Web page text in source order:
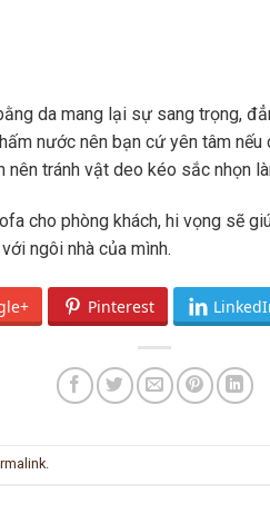
da mang lại sự sang trọng,
nước nên bạn cứ yên tâm
tránh vật deo kéo sắc nhọn
cho phòng khách, hi vọng sẽ
ngôi nhà của mình.
Pinterest
.